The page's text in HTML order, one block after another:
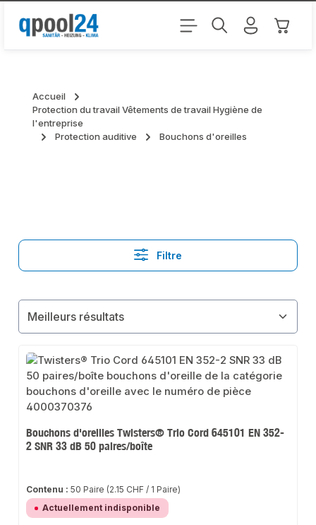
Passer au contenu principal Le
Accueil
Protection du travail Vêtements de travail Hygiène de
l'entreprise
Protection auditive
Bouchons d'oreilles
Filtre
Bouchons d'oreilles Twisters® Trio Cord 645101 EN 352-
2 SNR 33 dB 50 paires/boîte
Contenu :50 Paire (2.15 CHF / 1 Paire)
Actuellement indisponible